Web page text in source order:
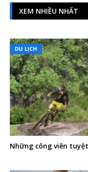
XEM NHIỀU NHẤT
DU LỊCH
Những công viên